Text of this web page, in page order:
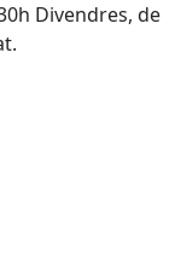
Divendres, de